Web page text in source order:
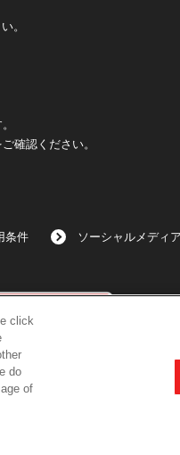
。
ご確認ください。
条件 ソーシャルメディ
を表示する
click
do
of